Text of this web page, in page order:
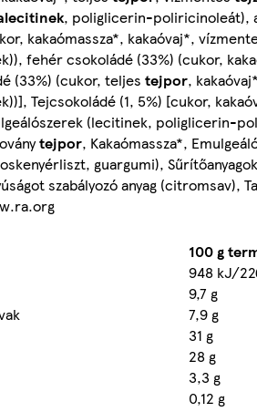
, poliglicerin-poliricinoleát),
kakaómassza*, kakaóvaj*,
fehér csokoládé (33%) (cukor,
(33%) (cukor, teljes tejpor,
Tejcsokoládé (1, 5%) [cukor,
(lecitinek, poliglicerin-
tejpor, Kakaómassza*,
guargumi),
szabályozó anyag
100 g
948 kJ/
9,7 g
7,9 g
31 g
28 g
3,3 g
0,12 g